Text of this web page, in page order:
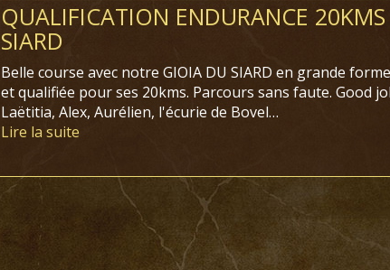
QUALIFICATION ENDURANCE
SIARD
Belle course avec notre GIOIA DU SIARD en grande
et qualifiée pour ses 20kms. Parcours sans faute. Good
Laëtitia, Alex, Aurélien, l'écurie de Bovel…
Lire la suite